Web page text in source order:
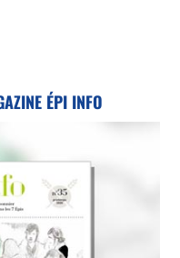
ÉPI INFO